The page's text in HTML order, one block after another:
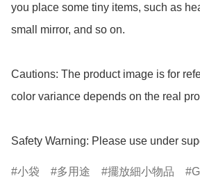
you place some tiny items, such as
small mirror, and so on.
Cautions: The product image is for
color variance depends on the real
Safety Warning: Please use under
小袋 多用途 擺放細小物品